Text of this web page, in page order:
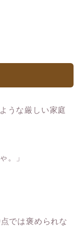
うな厳しい家庭
。」
では褒められな